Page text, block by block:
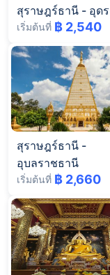
สุราษฎร์ธานี - อุด
เริ่มต้นที่ ฿ 2,540
สุราษฎร์ธานี -
อุบลราชธานี
เริ่มต้นที่ ฿ 2,660